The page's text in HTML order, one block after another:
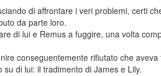
di affrontare i veri problemi, certi
da parte loro.
di lui e Remus a fuggire, una volta
conseguentemente rifiutato che
di lui: il tradimento di James e Lily.